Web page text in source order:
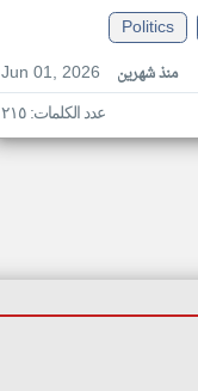
Politics
Jun 01, 2026
منذ شهرين
عدد الكلمات: ٢١٥